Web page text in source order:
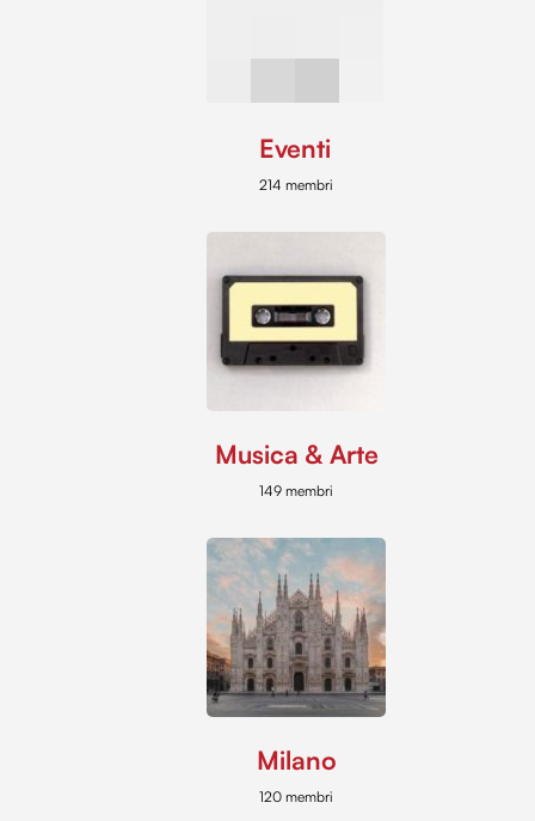
Eventi
214 membri
Musica & Arte
149 membri
Milano
120 membri